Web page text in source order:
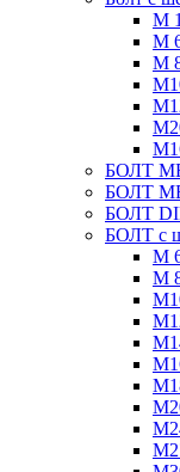
М
М
М
БОЛТ
БОЛТ
БОЛТ
БОЛТ с
М
М